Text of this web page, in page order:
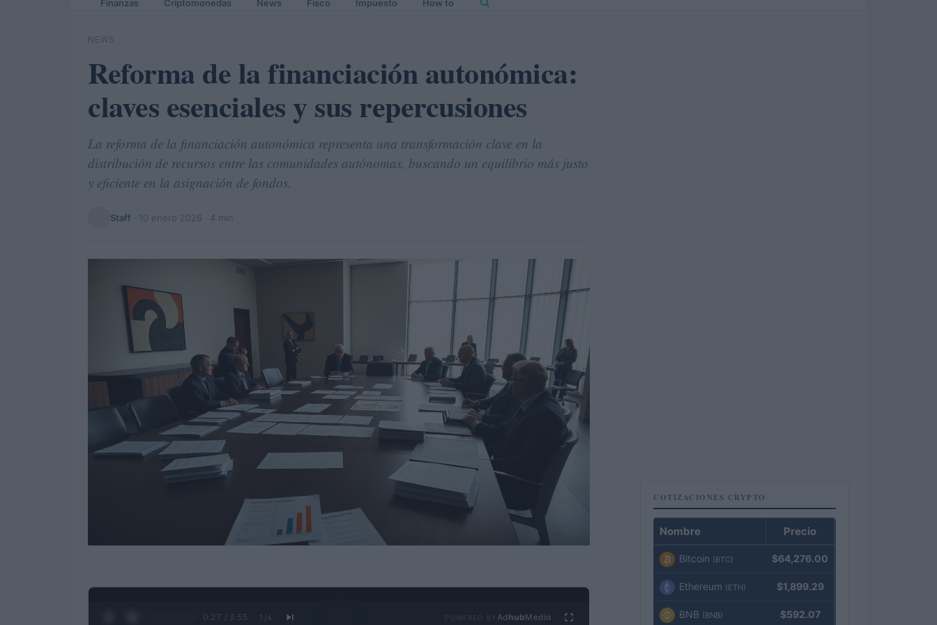
Finanzas Criptomonedas News Fisco Impuesto How to
NEWS
Reforma de la financiación autonómica:
claves esenciales y sus repercusiones
La reforma de la financiación autonómica representa una transformación clave en la
distribución de recursos entre las comunidades autónomas, buscando un equilibrio más justo
y eficiente en la asignación de fondos.
Staff 10 enero 2026 · 4 min
0:28 / 3:55 1 /4 Ad hubMedia
COTIZACIONES CRYPTO
Nombre Precio
Bitcoin (BTC) $64,276.00
Ethereum (ETH) $1,899.29
BNB (BNB) $592.07